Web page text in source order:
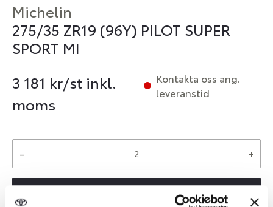
Michelin
275/35 ZR19 (96Y) PILOT SUPER
SPORT MI
3 181 kr/st inkl.
moms
Kontakta oss ang.
leveranstid
- +